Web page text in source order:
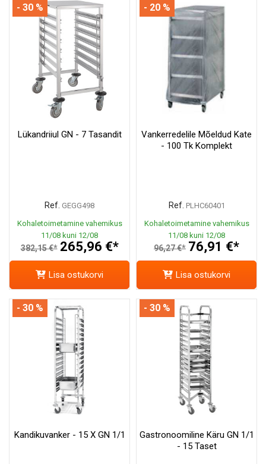
Lükandriiul GN - 7 Tasandit
Ref. GEGG498
Kohaletoimetamine vahemikus
11/08 kuni 12/08
382,15 €* 265,96 €*
- 30 %
Lisa ostukorvi
Vankerredelile Mõeldud Kate
- 100 Tk Komplekt
Ref. PLHC60401
Kohaletoimetamine vahemikus
11/08 kuni 12/08
96,27 €* 76,91 €*
- 20 %
Lisa ostukorvi
Kandikuvanker - 15 X GN 1/1
- 30 %
Gastronoomiline Käru GN 1/1
- 15 Taset
- 30 %